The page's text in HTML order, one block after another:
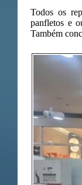
Todos os
panfletos e
Também